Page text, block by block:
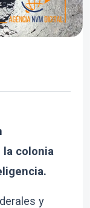
colonia
y